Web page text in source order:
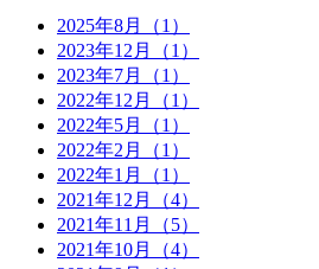
2025年8月（1）
2023年12月（1）
2023年7月（1）
2022年12月（1）
2022年5月（1）
2022年2月（1）
2022年1月（1）
2021年12月（4）
2021年11月（5）
2021年10月（4）